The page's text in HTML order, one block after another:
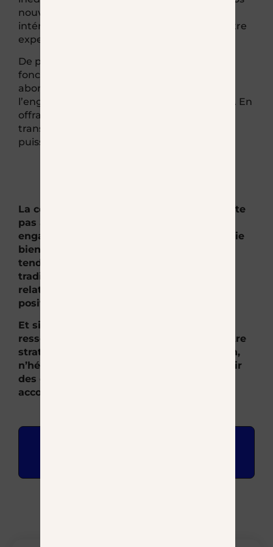
nouveaux services, afin de maintenir leur
intérêt et de renforcer leur confiance en votre
expertise.
De plus,
fonction des intérêts spécifiques de chaque
abonné est primordiale pour augmenter
l’engagement et créer une relation durable. En
offrant une expérience sur mesure, vous
transformez votre newsletter en un outil
puissant de fidélisation et de conversion.
La communication pour un CGP ne se limite
pas à informer ; elle doit aussi éduquer,
engager et inspirer confiance. Une stratégie
bien pensée, intégrant les dernières
tendances numériques et les méthodes
traditionnelles, peut transformer votre
relation client et solidifier votre
positionnement sur le marché.
Et si vous estimez ne pas disposer des
ressources nécessaires pour optimiser votre
stratégie de contenu et de communication,
n’hésitez pas à nous contacter pour obtenir
des conseils personnalisés et un
accompagnement sur mesure ! À bientôt